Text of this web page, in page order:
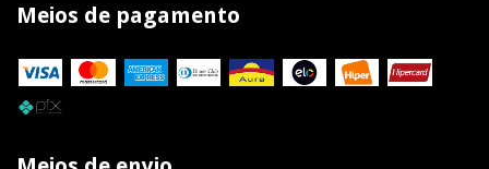
Meios de pagamento